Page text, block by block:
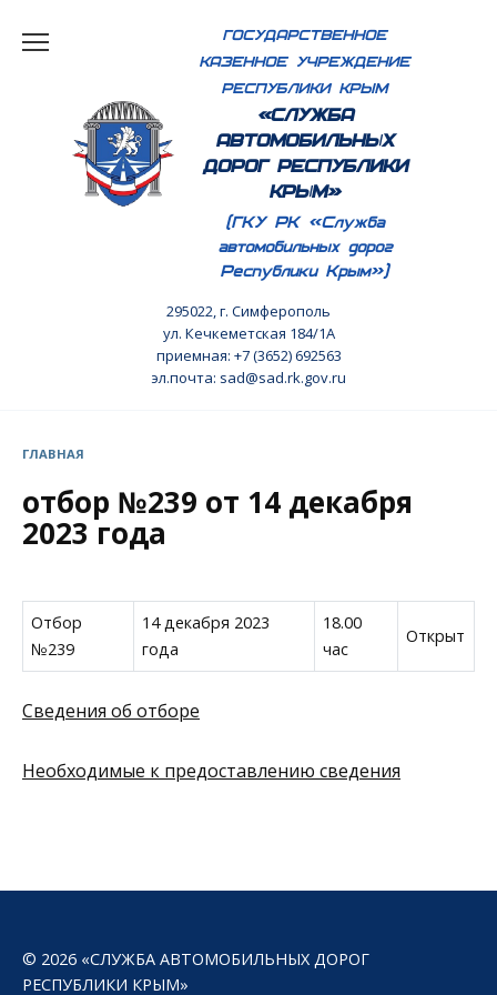
ГОСУДАРСТВЕННОЕ
КАЗЕННОЕ УЧРЕЖДЕНИЕ
РЕСПУБЛИКИ КРЫМ
«СЛУЖБА
АВТОМОБИЛЬНЫХ
ДОРОГ РЕСПУБЛИКИ
КРЫМ»
(ГКУ РК «Служба
автомобильных дорог
Республики Крым»)
295022, г. Симферополь
ул. Кечкеметская 184/1А
приемная: +7 (3652) 692563
эл.почта: sad@sad.rk.gov.ru
ГЛАВНАЯ
отбор №239 от 14 декабря
2023 года
Отбор
№239
14 декабря 2023
года
18.00
час
Открыт
Сведения об отборе
Необходимые к предоставлению сведения
© 2026 «СЛУЖБА АВТОМОБИЛЬНЫХ ДОРОГ
РЕСПУБЛИКИ КРЫМ»